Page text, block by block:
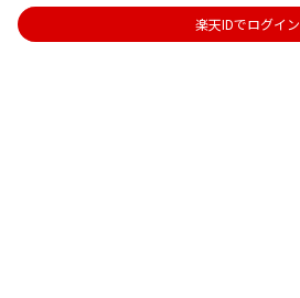
楽天IDでログイン